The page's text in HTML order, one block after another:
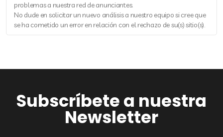
problemas a nuestra red de anunciantes.
No dude en solicitar un nuevo análisis a nuestro equipo si cree que
se ha cometido un error en relación con el rechazo de su(s) sitio(s).
Subscríbete a nuestra
Newsletter